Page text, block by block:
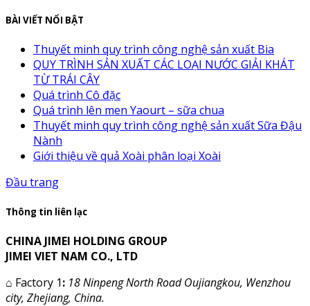
BÀI VIẾT NỔI BẬT
Thuyết minh quy trình công nghệ sản xuất Bia
QUY TRÌNH SẢN XUẤT CÁC LOẠI NƯỚC GIẢI KHÁT
TỪ TRÁI CÂY
Quá trình Cô đặc
Quá trình lên men Yaourt – sữa chua
Thuyết minh quy trình công nghệ sản xuất Sữa Đậu
Nành
Giới thiệu về quả Xoài phân loại Xoài
Đầu trang
Thông tin liên lạc
CHINA JIMEI HOLDING GROUP
JIMEI VIET NAM CO., LTD
⌂ Factory 1: 18 Ninpeng North Road Oujiangkou, Wenzhou
city, Zhejiang, China.